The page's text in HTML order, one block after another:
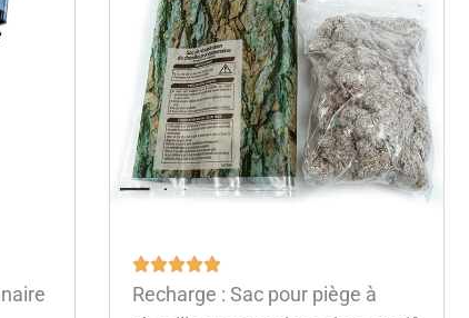
Recharge : Sac pour piège à